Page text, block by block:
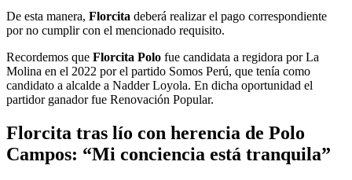
De esta manera, Florcita deberá realizar el pago correspondiente
por no cumplir con el mencionado requisito.
Recordemos que Florcita Polo fue candidata a regidora por La
Molina en el 2022 por el partido Somos Perú, que tenía como
candidato a alcalde a Nadder Loyola. En dicha oportunidad el
partidor ganador fue Renovación Popular.
Florcita tras lío con herencia de Polo
Campos: “Mi conciencia está tranquila”